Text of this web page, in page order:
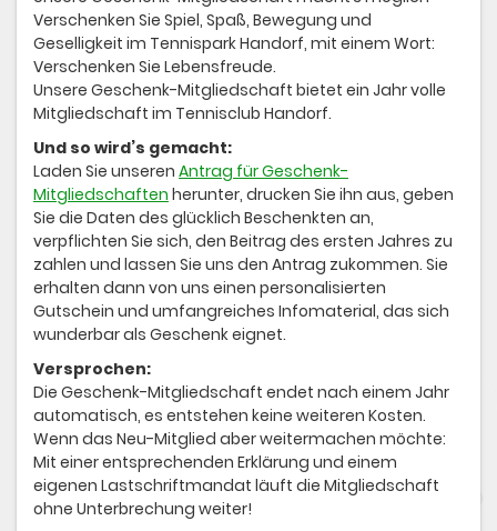
Verschenken Sie Spiel, Spaß, Bewegung und
Geselligkeit im Tennispark Handorf, mit einem Wort:
Verschenken Sie Lebensfreude.
Unsere Geschenk-Mitgliedschaft bietet ein Jahr volle
Mitgliedschaft im Tennisclub Handorf.
Und so wird’s gemacht:
Laden Sie unseren Antrag für Geschenk-
Mitgliedschaften herunter, drucken Sie ihn aus, geben
Sie die Daten des glücklich Beschenkten an,
verpflichten Sie sich, den Beitrag des ersten Jahres zu
zahlen und lassen Sie uns den Antrag zukommen. Sie
erhalten dann von uns einen personalisierten
Gutschein und umfangreiches Infomaterial, das sich
wunderbar als Geschenk eignet.
Versprochen:
Die Geschenk-Mitgliedschaft endet nach einem Jahr
automatisch, es entstehen keine weiteren Kosten.
Wenn das Neu-Mitglied aber weitermachen möchte:
Mit einer entsprechenden Erklärung und einem
eigenen Lastschriftmandat läuft die Mitgliedschaft
ohne Unterbrechung weiter!